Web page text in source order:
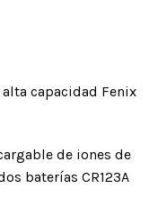
capacidad Fenix
de iones de
baterías CR123A